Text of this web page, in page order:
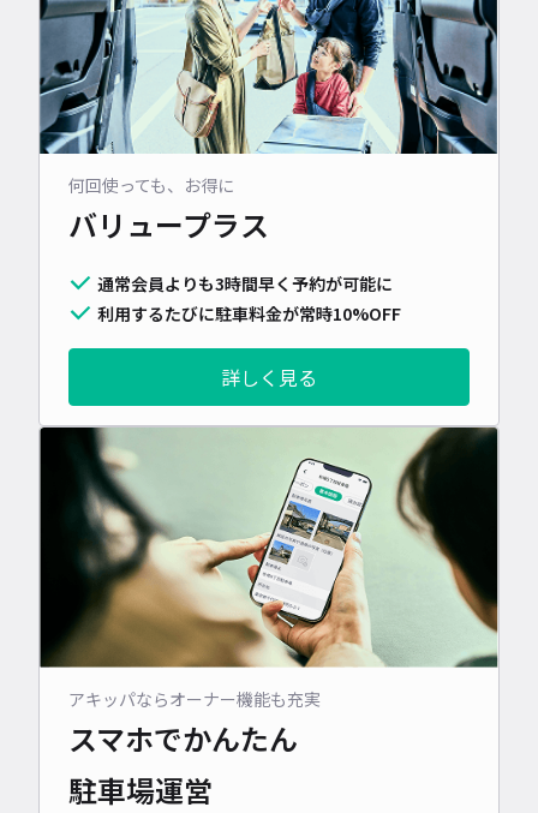
何回使っても、お得に
バリュープラス
通常会員よりも3時間早く予約が可能に
利用するたびに駐車料金が常時10%OFF
詳しく見る
アキッパならオーナー機能も充実
スマホでかんたん
駐車場運営